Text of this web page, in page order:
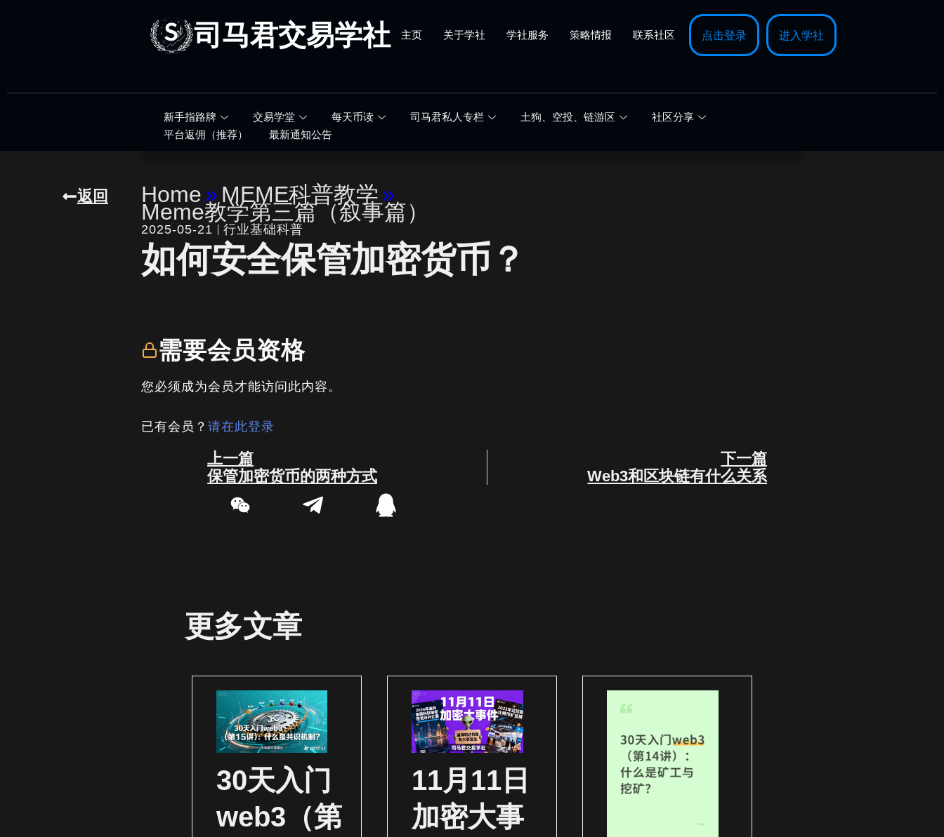
司马君交易学社 主页 关于学社 学社服务 策略情报 联系社区 点击登录 进入学社
新手指路牌 交易学堂 每天币读 司马君私人专栏 土狗、空投、链游区
社区分享
平台返佣（推荐）
最新通知公告
返回 Home» MEME科普教学»
Meme教学第三篇（叙事篇）
2025-05-21 行业基础科普
如何安全保管加密货币？
需要会员资格
您必须成为会员才能访问此内容。
已有会员？请在此登录
Prev
上一篇
保管加密货币的两种方式
下一篇
Web3和区块链有什么关系
更多文章
30天入门
web3（第
11月11日
加密大事